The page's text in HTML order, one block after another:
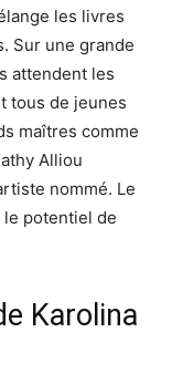
les livres
Sur une grande
attendent les
tous de jeunes
maîtres comme
Alliou
nommé. Le
le potentiel de
Karolina